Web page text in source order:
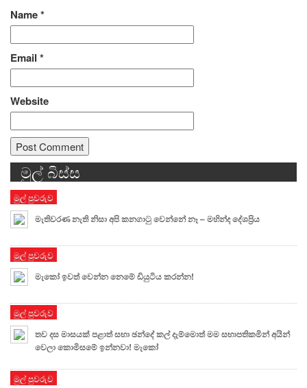
Name*
Email *
Website
Alternative:
මුල් බිස්ස
මුල් පුවරුව
මැතිවරණ නැති නිසා අපි කනගාටු වෙන්නේ නෑ – මහින්ද දේශප්‍රිය
මුල් පුවරුව
මැකෝ ඉවත් වෙන්න නෙමේ ඩියුටිය කරන්න!
මුල් පුවරුව
තව දස මාසයක් පළාත් සභා ඡන්දේ කල් දැම්මොත් මම සභාපතිකමින් අයින්
වෙලා කොමිසමේ ඉන්නවා! මැකෝ
මුල් පුවරුව